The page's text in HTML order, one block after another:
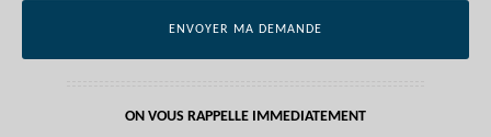
ON VOUS RAPPELLE IMMEDIATEMENT